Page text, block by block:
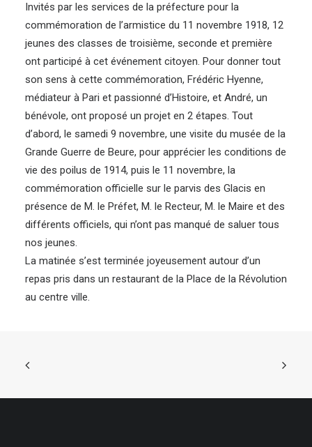
Invités par les services de la préfecture pour la
commémoration de l’armistice du 11 novembre 1918, 12
jeunes des classes de troisième, seconde et première
ont participé à cet événement citoyen. Pour donner tout
son sens à cette commémoration, Frédéric Hyenne,
médiateur à Pari et passionné d’Histoire, et André, un
bénévole, ont proposé un projet en 2 étapes. Tout
d’abord, le samedi 9 novembre, une visite du musée de la
Grande Guerre de Beure, pour apprécier les conditions de
vie des poilus de 1914, puis le 11 novembre, la
commémoration officielle sur le parvis des Glacis en
présence de M. le Préfet, M. le Recteur, M. le Maire et des
différents officiels, qui n’ont pas manqué de saluer tous
nos jeunes.
La matinée s’est terminée joyeusement autour d’un
repas pris dans un restaurant de la Place de la Révolution
au centre ville.